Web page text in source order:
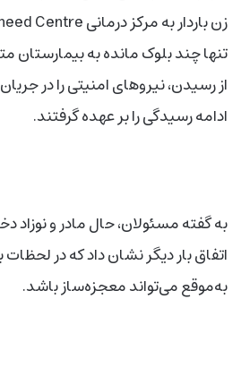
تنها چند بلوک مانده به بیمارستان
از رسیدن، نیروهای امنیتی را در
ادامه رسیدگی را بر عهده گرفتند.
به گفته مسئولان، حال مادر و نوزاد
اتفاق بار دیگر نشان داد که در
به‌موقع می‌تواند معجزه‌ساز باشد.